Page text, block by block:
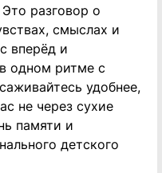
разговор о
смыслах и
вперёд и
одном ритме с
удобнее,
не через сухие
памяти и
детского